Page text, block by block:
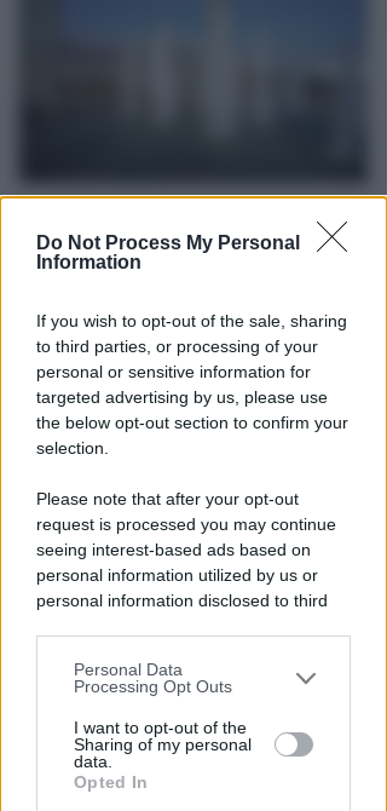
Do Not Process My Personal
Information
If you wish to opt-out of the sale, sharing
to third parties, or processing of your
personal or sensitive information for
targeted advertising by us, please use
the below opt-out section to confirm your
selection.
Please note that after your opt-out
request is processed you may continue
seeing interest-based ads based on
personal information utilized by us or
personal information disclosed to third
You may separately opt-out of the further
disclosure of your personal information
by third parties on the IAB’s list of
downstream participants.
Personal Data
Processing Opt Outs
I want to opt-out of the
Sharing of my personal
data.
Opted In
Dati in crescita nella semestrale
di IEG, stime al rialzo per
diRedazione
bagno: tipologie, materiali e
Contenuto Sponsorizzato